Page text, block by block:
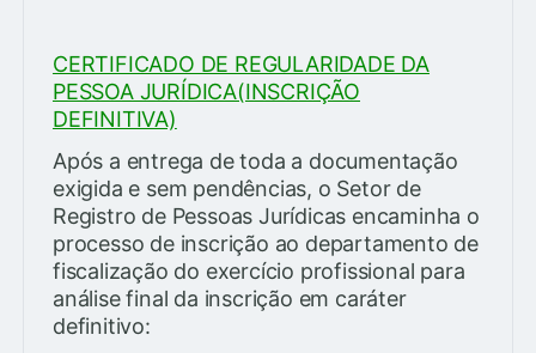
CERTIFICADO DE REGULARIDADE DA
PESSOA JURÍDICA(INSCRIÇÃO
DEFINITIVA)
Após a entrega de toda a documentação
exigida e sem pendências, o Setor de
Registro de Pessoas Jurídicas encaminha o
processo de inscrição ao departamento de
fiscalização do exercício profissional para
análise final da inscrição em caráter
definitivo: